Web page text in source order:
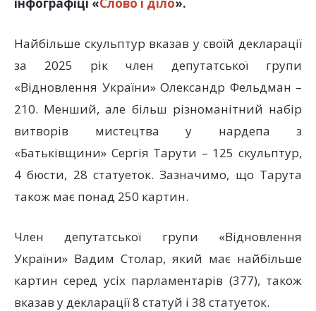
Найбільше скульптур вказав у своїй декларації
за 2025 рік член депутатської групи
«Відновлення України» Олександр Фельдман –
210. Менший, але більш різноманітний набір
витворів мистецтва у нардепа з
«Батьківщини» Сергія Тарути – 125 скульптур,
4 бюсти, 28 статуеток. Зазначимо, що Тарута
також має понад 250 картин.
Член депутатської групи «Відновлення
України» Вадим Столар, який має найбільше
картин серед усіх парламентарів (377), також
вказав у декларації 8 статуй і 38 статуеток.